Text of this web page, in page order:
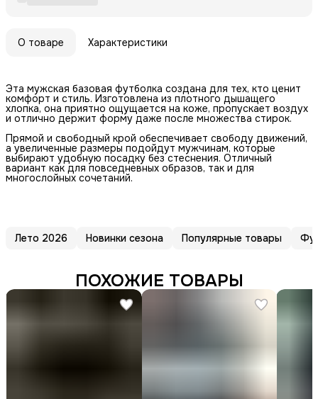
О товаре Характеристики
Эта мужская базовая футболка создана для тех, кто ценит
комфорт и стиль. Изготовлена из плотного дышащего
хлопка, она приятно ощущается на коже, пропускает воздух
и отлично держит форму даже после множества стирок.
Прямой и свободный крой обеспечивает свободу движений,
а увеличенные размеры подойдут мужчинам, которые
выбирают удобную посадку без стеснения. Отличный
вариант как для повседневных образов, так и для
многослойных сочетаний.
Лето 2026 Новинки сезона Популярные товары
ПОХОЖИЕ ТОВАРЫ